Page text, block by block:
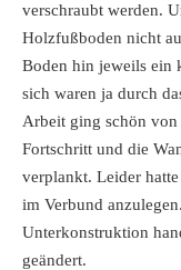
verschraubt werden.
Holzfußboden nicht
Boden hin jeweils ein
sich waren ja durch
Arbeit ging schön
Fortschritt und die
verplankt. Leider
im Verbund
Unterkonstruktion
geändert.